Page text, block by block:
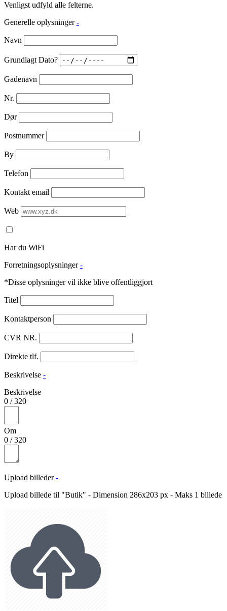
Venligst udfyld alle felterne.
Generelle oplysninger -
Navn
Grundlagt Dato?
Gadenavn
Nr.
Dør
Postnummer
By
Telefon
Kontakt email
Web
Har du WiFi
Forretningsoplysninger -
*Disse oplysninger vil ikke blive offentliggjort
Titel
Kontaktperson
CVR NR.
Direkte tlf.
Beskrivelse -
Beskrivelse
0 /320
Om
0 /320
Upload billeder -
Upload billede til "Butik" - Dimension 286x203 px - Maks 1 billede